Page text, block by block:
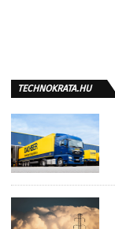
TECHNOKRATA.HU